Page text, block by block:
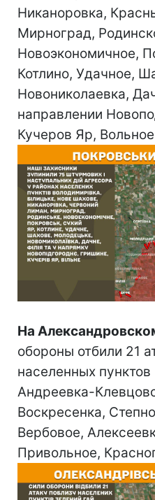
Никаноровка,
Мирноград,
Новоэкономичное,
Котлино, Удачное,
Новониколаевка,
направлении
Кучеров Яр,
На
обороны отбили 21
населенных
Андреевка-
Воскресенка,
Вербовое,
Привольное,